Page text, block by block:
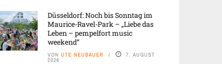
Düsseldorf: Noch bis Sonntag im
Maurice-Ravel-Park – „Liebe das
Leben – pempelfort music
weekend“
VON UTE NEUBAUER 7. AUGUST
2026